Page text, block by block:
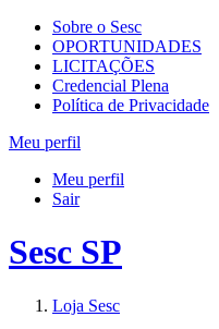
Sobre o Sesc
OPORTUNIDADES
LICITAÇÕES
Credencial Plena
Política de Privacidade
Meu perfil
Meu perfil
Sair
Sesc SP
Loja Sesc